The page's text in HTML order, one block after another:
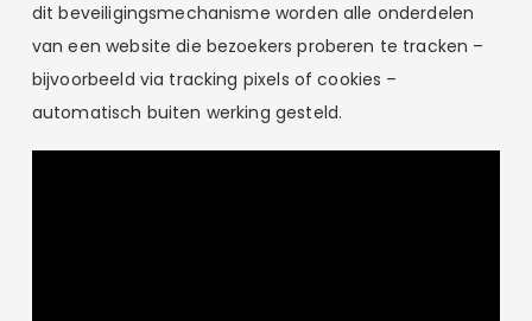
dit beveiligingsmechanisme worden alle onderdelen
van een website die bezoekers proberen te tracken –
bijvoorbeeld via tracking pixels of cookies –
automatisch buiten werking gesteld.